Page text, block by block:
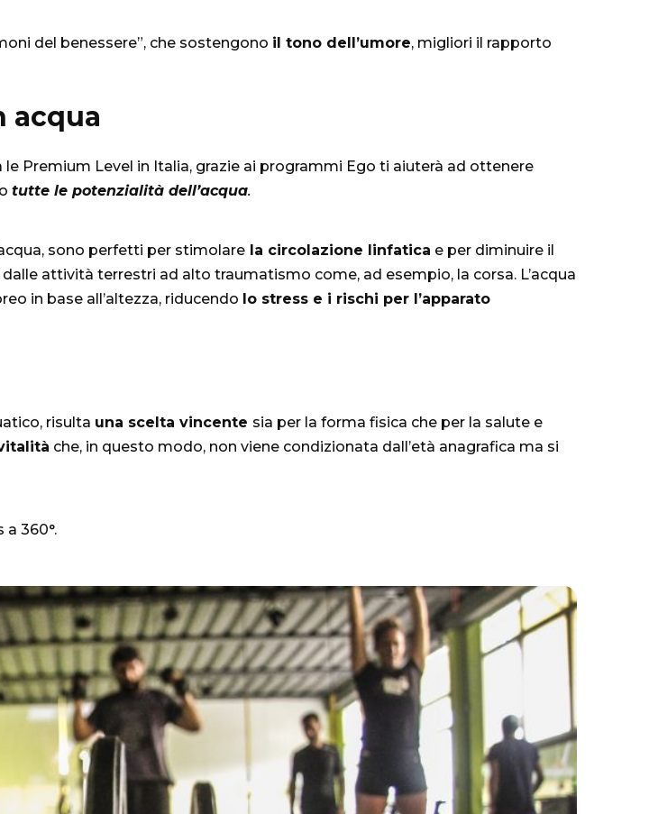
del benessere”, che sostengono il tono dell’umore, migliori il rapporto
acqua
le Premium Level in Italia, grazie ai programmi Ego ti aiuterà ad ottenere
tutte le potenzialità dell’acqua.
sono perfetti per stimolare la circolazione linfatica e per diminuire il
attività terrestri ad alto traumatismo come, ad esempio, la corsa. L’acqua
in base all’altezza, riducendo lo stress e i rischi per l’apparato
risulta una scelta vincente sia per la forma fisica che per la salute e
che, in questo modo, non viene condizionata dall’età anagrafica ma si
a 360°.